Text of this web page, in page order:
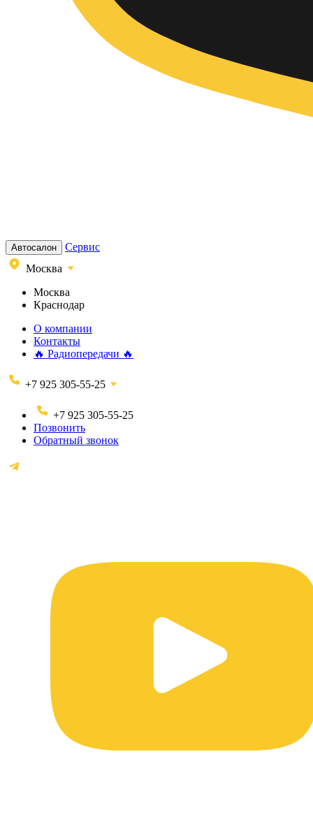
Автосалон
Сервис
Москва
Москва
Краснодар
О компании
Контакты
🔥 Радиопередачи 🔥
+7 925 305-55-25
+7 925 305-55-25
Позвонить
Обратный звонок